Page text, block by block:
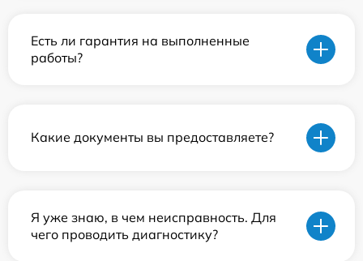
Есть ли гарантия на выполненные
работы?
Какие документы вы предоставляете?
Я уже знаю, в чем неисправность. Для
чего проводить диагностику?